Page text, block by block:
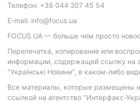
Телефон: +38 044 207 45 54
E-mail: info@focus.ua
FOCUS.UA — больше чем просто
Перепечатка, копирование или
информации, содержащей ссылку на
"Українські Новини", в каком-либо
Все материалы, которые размещены
ссылкой на агентство "Интерфакс-